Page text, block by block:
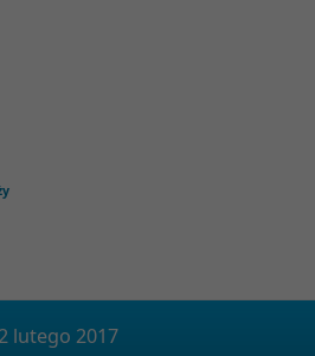
lutego 2017